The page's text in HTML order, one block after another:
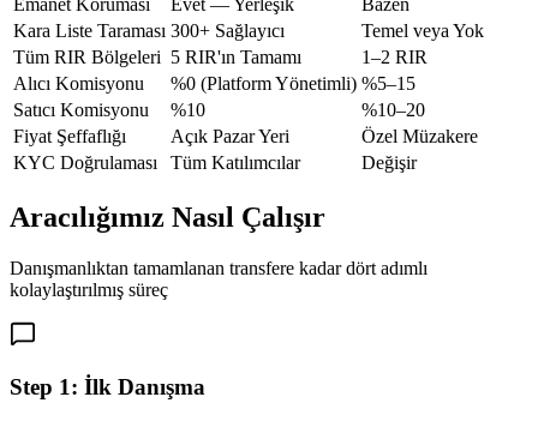
Emanet Koruması Evet — Yerleşik
Bazen
Kara Liste Taraması 300+ Sağlayıcı
Temel veya Yok
Tüm RIR Bölgeleri 5 RIR'ın Tamamı
1–2 RIR
Alıcı Komisyonu
%0 (Platform Yönetimli) %5–15
Satıcı Komisyonu
%10
%10–20
Fiyat Şeffaflığı
Açık Pazar Yeri
Özel Müzakere
KYC Doğrulaması
Tüm Katılımcılar Değişir
Aracılığımız Nasıl Çalışır
Danışmanlıktan tamamlanan transfere kadar dört adımlı
kolaylaştırılmış süreç
Step 1: İlk Danışma